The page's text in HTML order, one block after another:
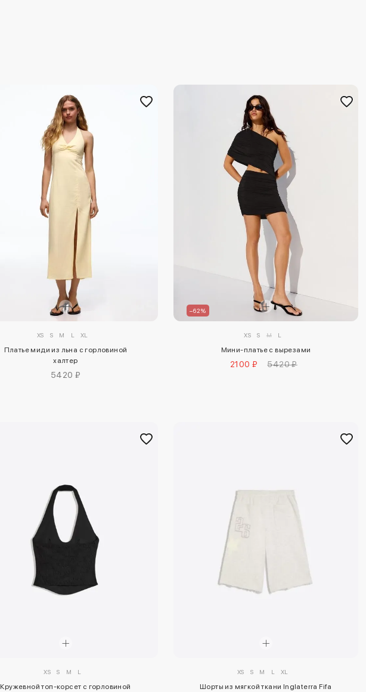
XS S M L XL
Платье миди из льна с горловиной
халтер
5420 ₽
–62%
XS S M L
Мини-платье с вырезами
2100 ₽ 5420 ₽
XS S M L
Кружевной топ-корсет с горловиной
XS S M L XL
Шорты из мягкой ткани Inglaterra Fifa